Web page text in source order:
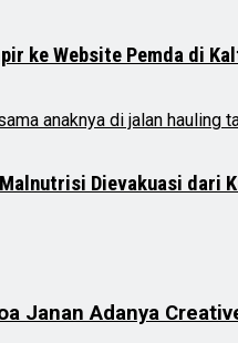
ke Website Pemda di
Dievakuasi dari
Janan Adanya